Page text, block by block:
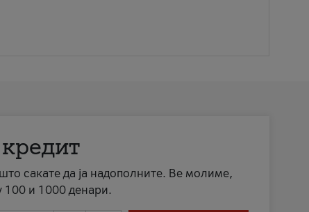
што сакате да ја надополните. Ве молиме,
100 и 1000 денари.